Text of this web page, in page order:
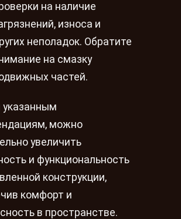
на наличие
износа и
неполадок. Обратите
на смазку
частей.
указанным
можно
увеличить
и функциональность
конструкции,
комфорт и
в пространстве.